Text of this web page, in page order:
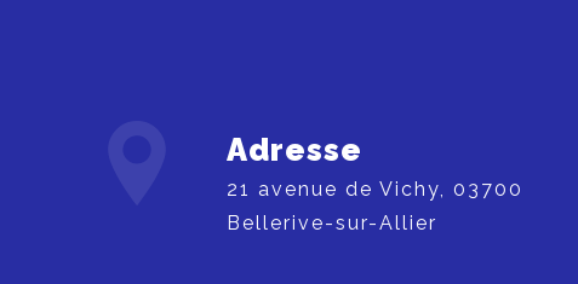
Adresse
21 avenue de Vichy, 03700
Bellerive-sur-Allier